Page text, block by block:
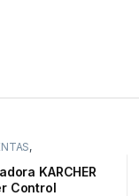
,
KARCHER
Control